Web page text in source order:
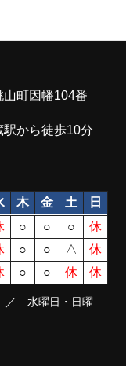
町因幡104番
から徒歩10分
木 金 土
日
○ ○ ○
休
○ ○ △
休
○ ○ 休 休
／ 水曜日・日曜